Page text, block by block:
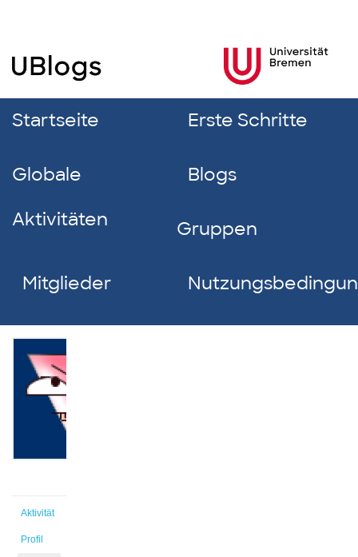
Startseite Erste Schritte
Globale
Aktivitäten
Blogs
Gruppen
Mitglieder
Aktivität
Profil